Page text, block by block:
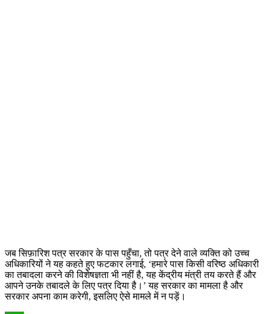
जब सिफ़ारिश पत्र सरकार के पास पहुँचा, तो पत्र देने वाले व्यक्ति को उच्च
अधिकारियों ने यह कहते हुए फटकार लगाई, ‘हमारे पास किसी वरिष्ठ अधिकारी
का तबादला करने की विशेषज्ञता भी नहीं है, यह केंद्रीय मंत्री तय करते हैं और
आपने उनके तबादले के लिए पत्र दिया है।’ यह सरकार का मामला है और
सरकार अपना काम करेगी, इसलिए ऐसे मामले में न पड़ें।